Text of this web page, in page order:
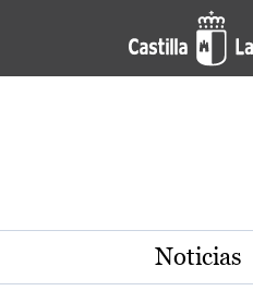
Pasar al contenido principal
Actualidad de
Noticias